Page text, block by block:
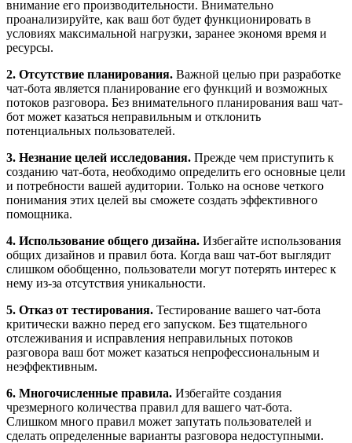
внимание его производительности. Внимательно
проанализируйте, как ваш бот будет функционировать в
условиях максимальной нагрузки, заранее экономя время и
ресурсы.
2. Отсутствие планирования. Важной целью при разработке
чат-бота является планирование его функций и возможных
потоков разговора. Без внимательного планирования ваш чат-
бот может казаться неправильным и отклонить
потенциальных пользователей.
3. Незнание целей исследования. Прежде чем приступить к
созданию чат-бота, необходимо определить его основные цели
и потребности вашей аудитории. Только на основе четкого
понимания этих целей вы сможете создать эффективного
помощника.
4. Использование общего дизайна. Избегайте использования
общих дизайнов и правил бота. Когда ваш чат-бот выглядит
слишком обобщенно, пользователи могут потерять интерес к
нему из-за отсутствия уникальности.
5. Отказ от тестирования. Тестирование вашего чат-бота
критически важно перед его запуском. Без тщательного
отслеживания и исправления неправильных потоков
разговора ваш бот может казаться непрофессиональным и
неэффективным.
6. Многочисленные правила. Избегайте создания
чрезмерного количества правил для вашего чат-бота.
Слишком много правил может запутать пользователей и
сделать определенные варианты разговора недоступными.